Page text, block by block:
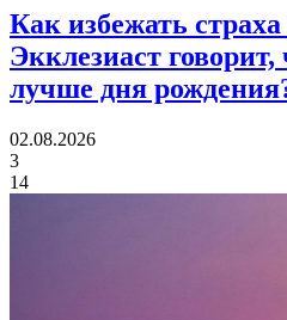
Как избежать
Экклезиаст говорит,
лучше дня
02.08.2026
3
14